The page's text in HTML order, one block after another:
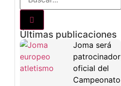
Últimas publicaciones
Joma será
patrocinador
oficial del
Campeonato